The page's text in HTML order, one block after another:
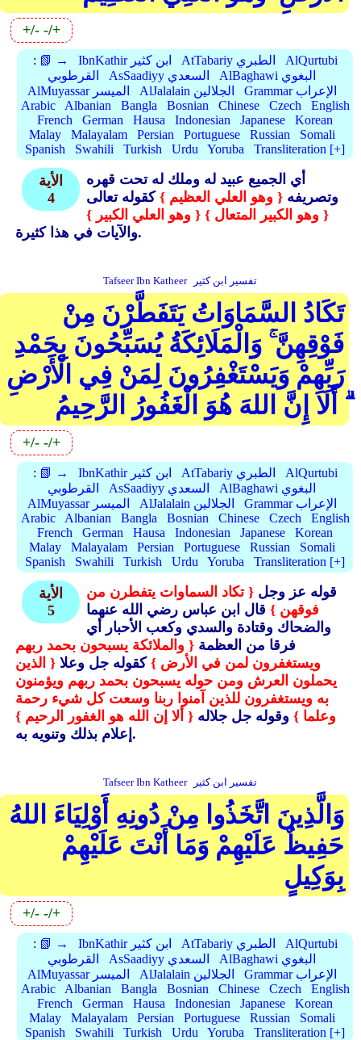
+/- -/+
: 📗 → IbnKathir ابن كثير AtTabariy الطبري
AlQurtubi
القرطوبي
AsSaadiyy السعدي
AlBaghawi البغوي
AlMuyassar الميسر
AlJalalain الجلالين
Grammar الإعراب
Arabic
Albanian Bangla Bosnian Chinese Czech
English
French
German Hausa Indonesian Japanese
Korean
Malay
Malayalam Persian Portuguese Russian
Somali
Spanish
Swahili Turkish Urdu Yoruba Transliteration [+]
الأية
4
أي الجميع عبيد له وملك له تحت قهره
وتصريفه { وهو العلي العظيم }كقوله تعالى
{ وهو الكبير المتعال } { وهو العلي الكبير }
والآيات في هذا كثيرة.
Tafseer Ibn Katheer تفسير ابن كثير
تَكَادُ السَّمَاوَاتُ يَتَفَطَّرْنَ مِنْ
فَوْقِهِنَّ ۚ وَالْمَلَائِكَةُ يُسَبِّحُونَ بِحَمْدِ
رَبِّهِمْ وَيَسْتَغْفِرُونَ لِمَنْ فِي الْأَرْضِ
ۗ أَلَا إِنَّ اللهَ هُوَ الْغَفُورُ الرَّحِيمُ
+/- -/+
: 📗 → IbnKathir ابن كثير AtTabariy الطبري
AlQurtubi
القرطوبي
AsSaadiyy السعدي
AlBaghawi البغوي
AlMuyassar الميسر
AlJalalain الجلالين
Grammar الإعراب
Arabic
Albanian Bangla Bosnian Chinese Czech
English
French
German Hausa Indonesian Japanese
Korean
Malay
Malayalam Persian Portuguese Russian
Somali
Spanish
Swahili Turkish Urdu Yoruba Transliteration [+]
الأية
5
قوله عز وجل { تكاد السماوات يتفطرن من
فوقهن }قال ابن عباس رضي الله عنهما
والضحاك وقتادة والسدي وكعب الأحبار أي
فرقا من العظمة { والملائكة يسبحون بحمد ربهم
ويستغفرون لمن في الأرض }كقوله جل وعلا { الذين
يحملون العرش ومن حوله يسبحون بحمد ربهم ويؤمنون
به ويستغفرون للذين آمنوا ربنا وسعت كل شيء رحمة
وعلما }وقوله جل جلاله { ألا إن الله هو الغفور الرحيم }
إعلام بذلك وتنويه به.
Tafseer Ibn Katheer تفسير ابن كثير
وَالَّذِينَ اتَّخَذُوا مِنْ دُونِهِ أَوْلِيَاءَ اللهُ
حَفِيظٌ عَلَيْهِمْ وَمَا أَنْتَ عَلَيْهِمْ
بِوَكِيلٍ
+/- -/+
: 📗 → IbnKathir ابن كثير AtTabariy الطبري
AlQurtubi
القرطوبي
AsSaadiyy السعدي
AlBaghawi البغوي
AlMuyassar الميسر
AlJalalain الجلالين
Grammar الإعراب
Arabic
Albanian Bangla Bosnian Chinese Czech
English
French
German Hausa Indonesian Japanese
Korean
Malay
Malayalam Persian Portuguese Russian
Somali
Spanish
Swahili Turkish Urdu Yoruba Transliteration [+]